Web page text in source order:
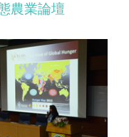
農業論壇